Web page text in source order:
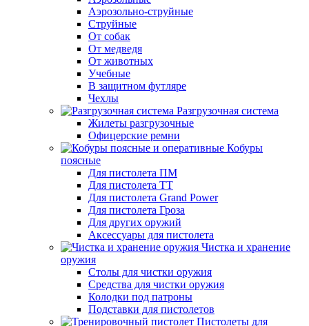
Аэрозольно-струйные
Струйные
От собак
От медведя
От животных
Учебные
В защитном футляре
Чехлы
Разгрузочная система
Жилеты разгрузочные
Офицерские ремни
Кобуры
поясные
Для пистолета ПМ
Для пистолета ТТ
Для пистолета Grand Power
Для пистолета Гроза
Для других оружий
Аксессуары для пистолета
Чистка и хранение
оружия
Столы для чистки оружия
Средства для чистки оружия
Колодки под патроны
Подставки для пистолетов
Пистолеты для